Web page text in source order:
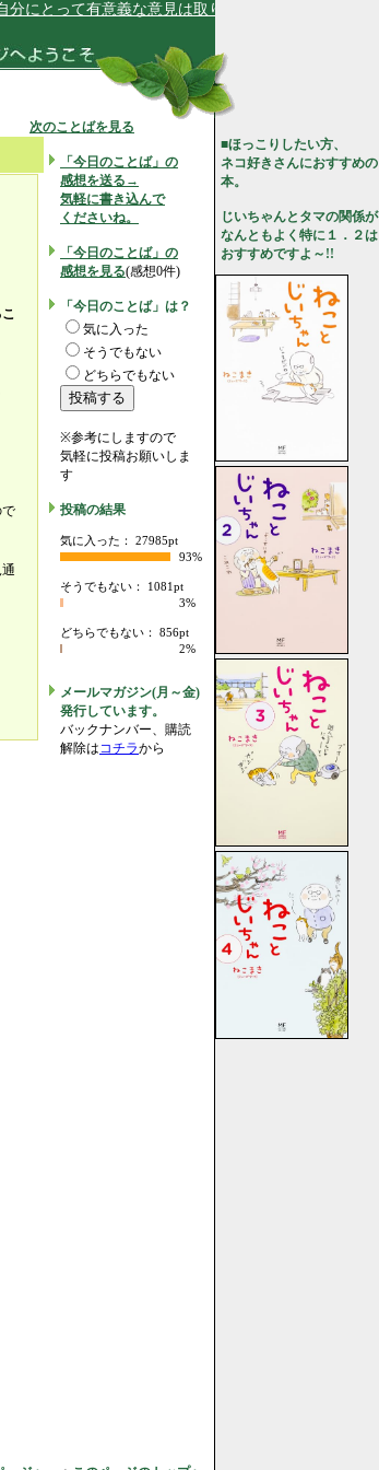
とって有意義な意見は取り入れる勇気があります★
次のことばを見る
「今日のことば」の
感想を送る→
気軽に書き込んで
くださいね。
「今日のことば」の
感想を見る(感想0件)
「今日のことば」は？
気に入った
そうでもない
どちらでもない
※参考にしますので
気軽に投稿お願いしま
す
投稿の結果
気に入った： 27985pt
93%
そうでもない： 1081pt
3%
どちらでもない： 856pt
2%
メールマガジン(月～金)
発行しています。
バックナンバー、購読
解除はコチラから
■ほっこりしたい方、
ネコ好きさんにおすすめの
本。
じいちゃんとタマの関係が
なんともよく特に１．２は
おすすめですよ～!!